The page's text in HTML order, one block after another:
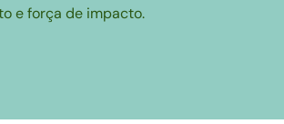
e força de impacto.